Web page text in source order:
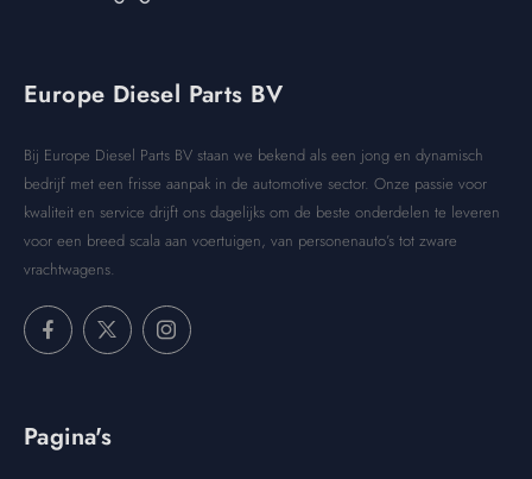
Europe Diesel Parts BV
Bij Europe Diesel Parts BV staan we bekend als een jong en dynamisch
bedrijf met een frisse aanpak in de automotive sector. Onze passie voor
kwaliteit en service drijft ons dagelijks om de beste onderdelen te leveren
voor een breed scala aan voertuigen, van personenauto’s tot zware
vrachtwagens.
Pagina's